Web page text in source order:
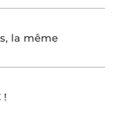
la même
!